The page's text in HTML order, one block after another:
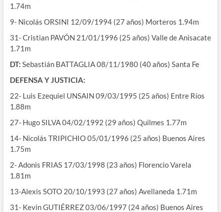
1.74m
9- Nicolás ORSINI 12/09/1994 (27 años) Morteros 1.94m
31- Cristian PAVÓN 21/01/1996 (25 años) Valle de Anisacate
1.71m
DT: Sebastián BATTAGLIA 08/11/1980 (40 años) Santa Fe
DEFENSA Y JUSTICIA:
22- Luis Ezequiel UNSAIN 09/03/1995 (25 años) Entre Ríos
1.88m
27- Hugo SILVA 04/02/1992 (29 años) Quilmes 1.77m
14- Nicolás TRIPICHIO 05/01/1996 (25 años) Buenos Aires
1.75m
2- Adonis FRIAS 17/03/1998 (23 años) Florencio Varela
1.81m
13-Alexis SOTO 20/10/1993 (27 años) Avellaneda 1.71m
31- Kevin GUTIÉRREZ 03/06/1997 (24 años) Buenos Aires